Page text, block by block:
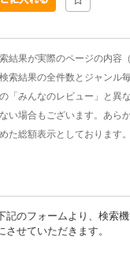
果が実際のページの内容
結果の全件数とジャンル
みんなのレビュー」と異
場合もございます。あら
総額表示としております
のフォームより、検索
せていただきます。